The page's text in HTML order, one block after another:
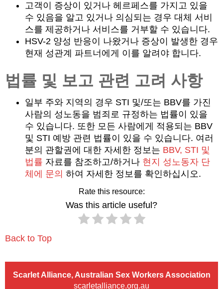
고객이 증상이 있거나 헤르페스를 가지고 있을
수 있음을 알고 있거나 의심되는 경우 대체 서비
스를 제공하거나 서비스를 거부할 수 있습니다.
HSV-2 양성 반응이 나왔거나 증상이 발생한 경우
현재 성관계 파트너에게 이를 알려야 합니다.
법률 및 보고 관련 고려 사항
일부 주와 지역의 경우 STI 및/또는 BBV를 가진
사람의 성노동을 범죄로 규정하는 법률이 있을
수 있습니다. 또한 모든 사람에게 적용되는 BBV
및 STI 예방 관련 법률이 있을 수 있습니다. 여러
분의 관할권에 대한 자세한 정보는 BBV, STI 및
법률 자료를 참조하고/하거나 현지 성노동자 단
체에 문의 하여 자세한 정보를 확인하십시오.
Rate this resource:
Was this article useful?
Back to Top
Scarlet Alliance, Australian Sex Workers Association
scarletalliance.org.au